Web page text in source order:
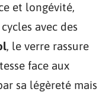
et longévité,
avec des
, le verre rassure
face aux
sa légèreté mais